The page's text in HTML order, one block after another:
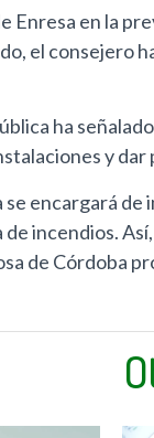
Enresa en la
el
ha
y
encargará
incendios.
de Córdoba